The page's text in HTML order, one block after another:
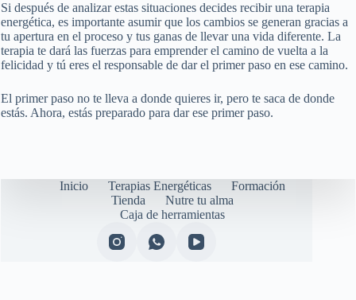
Si después de analizar estas situaciones decides recibir una terapia
energética, es importante asumir que los cambios se generan gracias a
tu apertura en el proceso y tus ganas de llevar una vida diferente. La
terapia te dará las fuerzas para emprender el camino de vuelta a la
felicidad y tú eres el responsable de dar el primer paso en ese camino.
El primer paso no te lleva a donde quieres ir, pero te saca de donde
estás. Ahora, estás preparado para dar ese primer paso.
Inicio Terapias Energéticas
Formación
Tienda
Nutre tu alma
Caja de herramientas